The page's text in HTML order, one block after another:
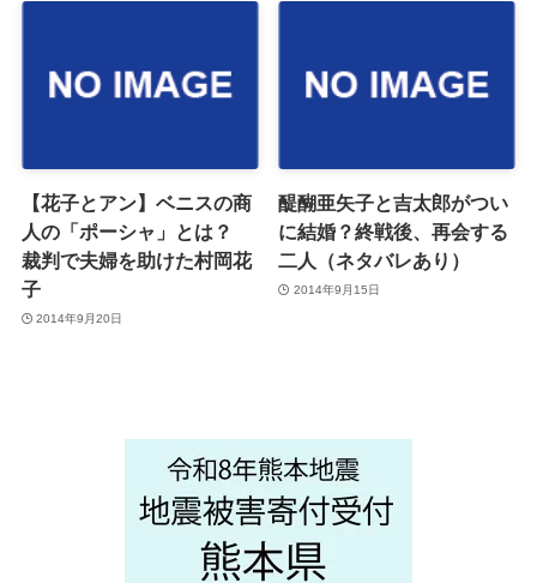
【花子とアン】ベニスの商
人の「ポーシャ」とは？
裁判で夫婦を助けた村岡花
子
2014年9月20日
醍醐亜矢子と吉太郎がつい
に結婚？終戦後、再会する
二人（ネタバレあり）
2014年9月15日